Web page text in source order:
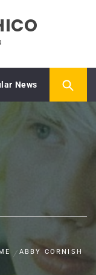
News
ABBY CORNISH